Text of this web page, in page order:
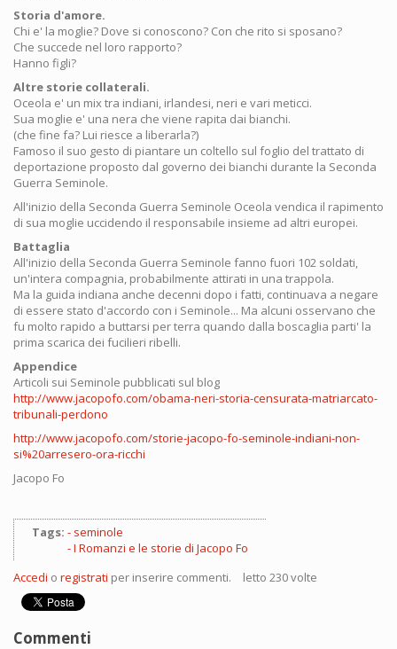
Storia d'amore.
Chi e' la moglie? Dove si conoscono? Con che rito si sposano?
Che succede nel loro rapporto?
Hanno figli?
Altre storie collaterali.
Oceola e' un mix tra indiani, irlandesi, neri e vari meticci.
Sua moglie e' una nera che viene rapita dai bianchi.
(che fine fa? Lui riesce a liberarla?)
Famoso il suo gesto di piantare un coltello sul foglio del trattato di
deportazione proposto dal governo dei bianchi durante la Seconda
Guerra Seminole.
All'inizio della Seconda Guerra Seminole Oceola vendica il rapimento
di sua moglie uccidendo il responsabile insieme ad altri europei.
Battaglia
All'inizio della Seconda Guerra Seminole fanno fuori 102 soldati,
un'intera compagnia, probabilmente attirati in una trappola.
Ma la guida indiana anche decenni dopo i fatti, continuava a negare
di essere stato d'accordo con i Seminole... Ma alcuni osservano che
fu molto rapido a buttarsi per terra quando dalla boscaglia parti' la
prima scarica dei fucilieri ribelli.
Appendice
Articoli sui Seminole pubblicati sul blog
http://www.jacopofo.com/obama-neri-storia-censurata-matriarcato-
tribunali-perdono
http://www.jacopofo.com/storie-jacopo-fo-seminole-indiani-non-
si%20arresero-ora-ricchi
Jacopo Fo
Tags:
seminole
I Romanzi e le storie di Jacopo Fo
Accedi o registrati per inserire commenti. letto 230 volte
Commenti